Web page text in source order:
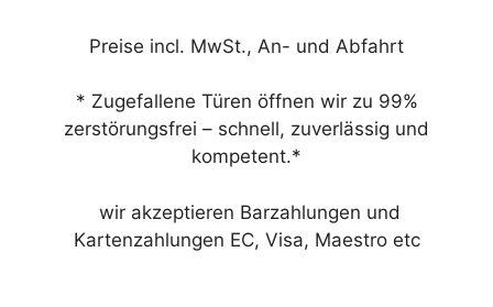
Preise incl. MwSt., An- und Abfahrt
* Zugefallene Türen öffnen wir zu 99%
zerstörungsfrei – schnell, zuverlässig und
kompetent.*
wir akzeptieren Barzahlungen und
Kartenzahlungen EC, Visa, Maestro etc